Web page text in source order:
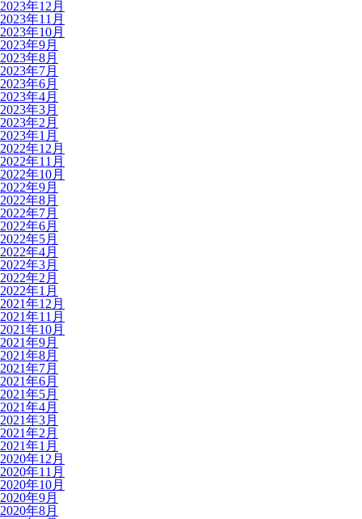
2023年12月
2023年11月
2023年10月
2023年9月
2023年8月
2023年7月
2023年6月
2023年4月
2023年3月
2023年2月
2023年1月
2022年12月
2022年11月
2022年10月
2022年9月
2022年8月
2022年7月
2022年6月
2022年5月
2022年4月
2022年3月
2022年2月
2022年1月
2021年12月
2021年11月
2021年10月
2021年9月
2021年8月
2021年7月
2021年6月
2021年5月
2021年4月
2021年3月
2021年2月
2021年1月
2020年12月
2020年11月
2020年10月
2020年9月
2020年8月